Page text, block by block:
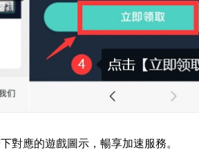
對應的遊戲圖示，暢享加速服務。